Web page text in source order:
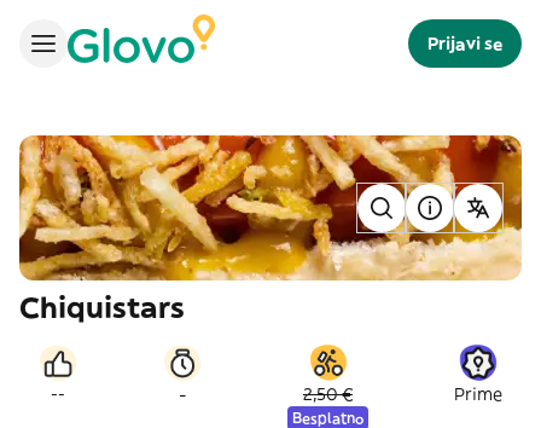
Prijavi se
Chiquistars
-- - 2,50 €
Besplatno
Prime